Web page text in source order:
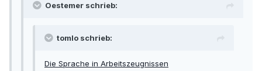
Oestemer schrieb:
tomlo schrieb:
Die Sprache in Arbeitszeugnissen